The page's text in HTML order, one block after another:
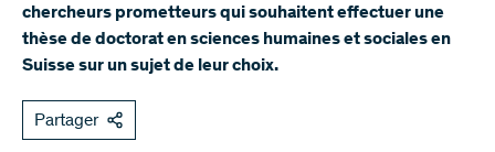
chercheurs prometteurs qui souhaitent effectuer une
thèse de doctorat en sciences humaines et sociales en
Suisse sur un sujet de leur choix.
Partager